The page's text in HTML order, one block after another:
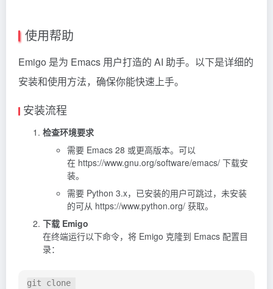
使用帮助
Emigo 是为 Emacs 用户打造的 AI 助手。以下是详细的
安装和使用方法，确保你能快速上手。
安装流程
检查环境要求
需要 Emacs 28 或更高版本。可以
在 https://www.gnu.org/software/emacs/ 下载安
装。
需要 Python 3.x，已安装的用户可跳过，未安装
的可从 https://www.python.org/ 获取。
下载 Emigo
在终端运行以下命令，将 Emigo 克隆到 Emacs 配置目
录：
git clone